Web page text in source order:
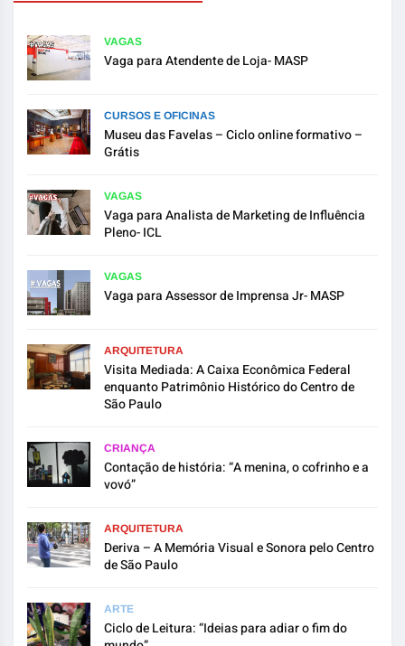
VAGAS
Vaga para Atendente de Loja- MASP
CURSOS E OFICINAS
Museu das Favelas – Ciclo online formativo –
Grátis
VAGAS
Vaga para Analista de Marketing de Influência
Pleno- ICL
VAGAS
Vaga para Assessor de Imprensa Jr- MASP
ARQUITETURA
Visita Mediada: A Caixa Econômica Federal
enquanto Patrimônio Histórico do Centro de
São Paulo
CRIANÇA
Contação de história: “A menina, o cofrinho e a
vovó”
ARQUITETURA
Deriva – A Memória Visual e Sonora pelo Centro
de São Paulo
ARTE
Ciclo de Leitura: “Ideias para adiar o fim do